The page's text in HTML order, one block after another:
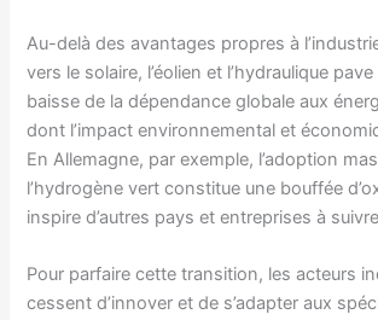
Au-delà des avantages propres à
vers le solaire, l’éolien et l’hydraulique
baisse de la dépendance globale aux
dont l’impact environnemental et
En Allemagne, par exemple, l’adoption
l’hydrogène vert constitue une bouffée
inspire d’autres pays et entreprises à
Pour parfaire cette transition, les acteurs
cessent d’innover et de s’adapter aux